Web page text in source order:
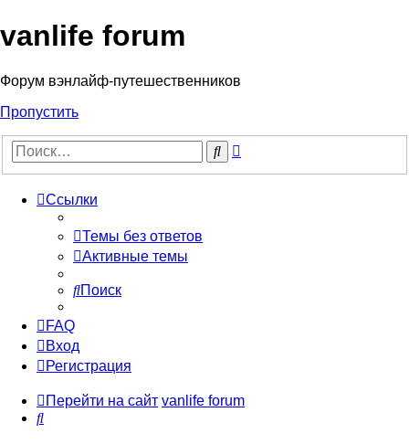
vanlife forum
Форум вэнлайф-путешественников
Пропустить
Поиск
Ссылки
Темы без ответов
Активные темы
Поиск
FAQ
Вход
Регистрация
Перейти на сайт vanlife forum
Поиск